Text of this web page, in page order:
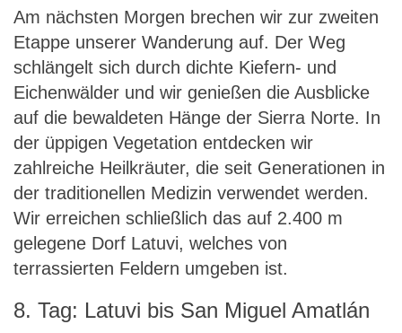
Am nächsten Morgen brechen wir zur zweiten
Etappe unserer Wanderung auf. Der Weg
schlängelt sich durch dichte Kiefern- und
Eichenwälder und wir genießen die Ausblicke
auf die bewaldeten Hänge der Sierra Norte. In
der üppigen Vegetation entdecken wir
zahlreiche Heilkräuter, die seit Generationen in
der traditionellen Medizin verwendet werden.
Wir erreichen schließlich das auf 2.400 m
gelegene Dorf Latuvi, welches von
terrassierten Feldern umgeben ist.
8. Tag: Latuvi bis San Miguel Amatlán